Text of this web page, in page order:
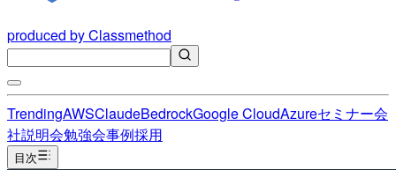
produced by Classmethod
TrendingAWSClaudeBedrockGoogle CloudAzureセミナー会
社説明会勉強会事例採用
目次